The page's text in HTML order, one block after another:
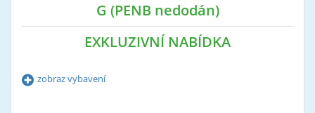
G (PENB nedodán)
EXKLUZIVNÍ NABÍDKA
zobraz vybavení